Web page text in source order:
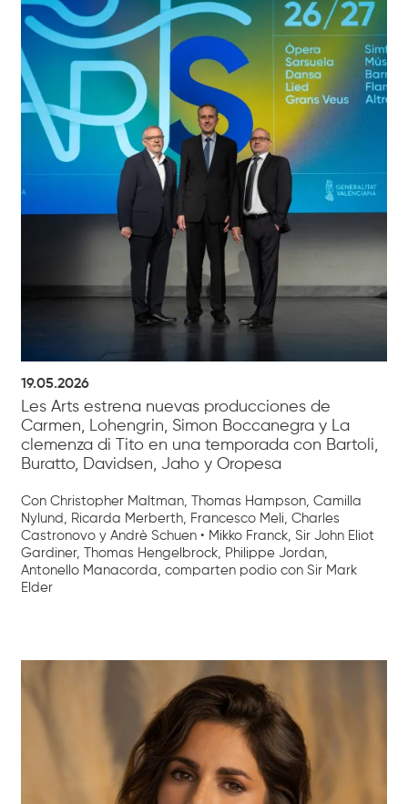
19.05.2026
Les Arts estrena nuevas producciones de
Carmen, Lohengrin, Simon Boccanegra y La
clemenza di Tito en una temporada con Bartoli,
Buratto, Davidsen, Jaho y Oropesa
Con Christopher Maltman, Thomas Hampson, Camilla
Nylund, Ricarda Merberth, Francesco Meli, Charles
Castronovo y Andrè Schuen • Mikko Franck, Sir John Eliot
Gardiner, Thomas Hengelbrock, Philippe Jordan,
Antonello Manacorda, comparten podio con Sir Mark
Elder